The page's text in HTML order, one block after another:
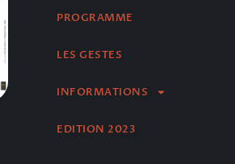
PROGRAMME
LES GESTES
INFORMATIONS
EDITION 2023